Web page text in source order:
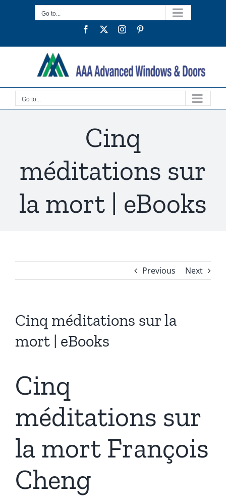
Go to...
Facebook
TwitterInstagram
Go to...
Cinq
méditations sur
la mort | eBooks
Previous Next
Cinq méditations sur la
mort | eBooks
Cinq
méditations sur
la mort François
Cheng